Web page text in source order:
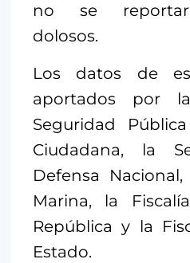
no se
dolosos.
Los datos de
aportados por
Seguridad
Ciudadana, la
Defensa
Marina, la
República y la
Estado.